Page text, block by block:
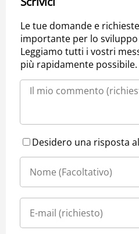
Le tue domande e
importante per lo sviluppo
Leggiamo tutti i vostri
più rapidamente possibile.
Desidero una risposta